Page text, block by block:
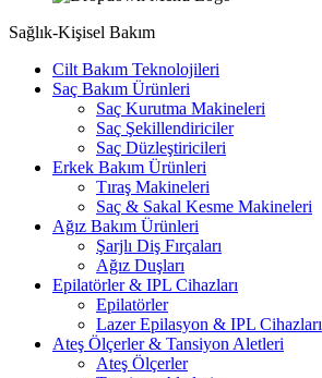
Sağlık-Kişisel Bakım
Cilt Bakım Teknolojileri
Saç Bakım Ürünleri
Saç Kurutma Makineleri
Saç Şekillendiriciler
Saç Düzleştiricileri
Erkek Bakım Ürünleri
Tıraş Makineleri
Saç & Sakal Kesme Makineleri
Ağız Bakım Ürünleri
Şarjlı Diş Fırçaları
Ağız Duşları
Epilatörler & IPL Cihazları
Epilatörler
Lazer Epilasyon & IPL Cihazları
Ateş Ölçerler & Tansiyon Aletleri
Ateş Ölçerler